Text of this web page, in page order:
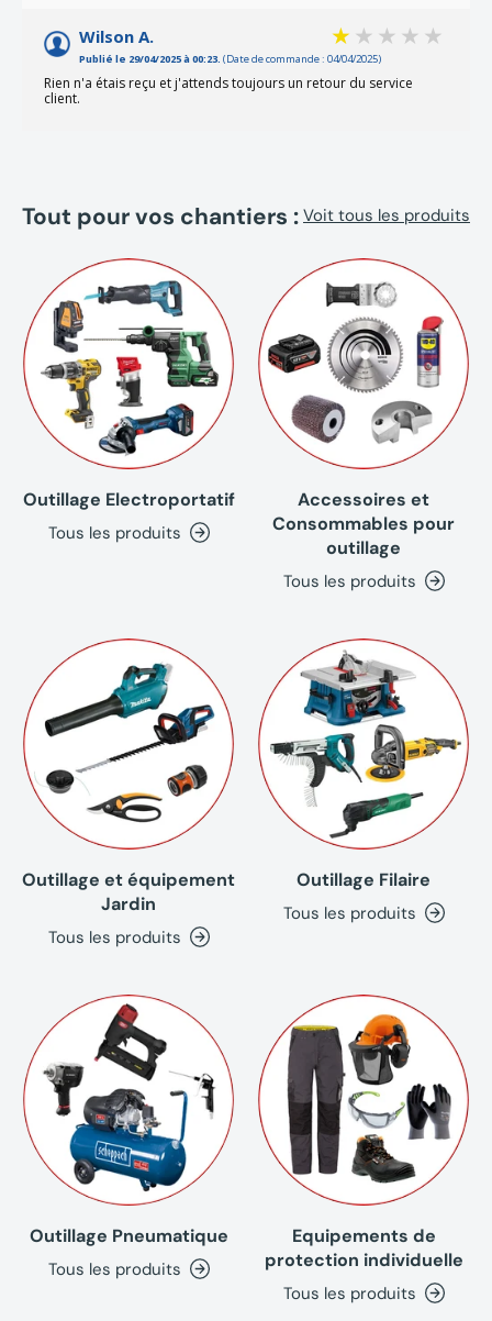
1X T-STAK
Wilson A.
Publié le 29/04/2025 à 00:23. (Date de commande : 04/04/2025)
Rien n'a étais reçu et j'attends toujours un retour du service
client.
Tout pour vos chantiers : Voit tous les produits
Outillage Electroportatif
Tous les produits
Accessoires et
Consommables pour
outillage
Tous les produits
Outillage et équipement
Jardin
Tous les produits
Outillage Filaire
Tous les produits
Outillage Pneumatique
Tous les produits
Equipements de
protection individuelle
Tous les produits